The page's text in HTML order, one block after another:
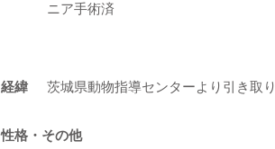
ニア手術済
​経緯 茨城県動物指導センターより引き取り
性格・その他